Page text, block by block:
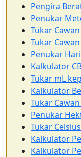
Pengira
Penukar
Tukar
Tukar
Penukar
Kalkulator
Tukar mL
Kalkulator
Tukar
Penukar
Tukar
Kalkulator
Kalkulator